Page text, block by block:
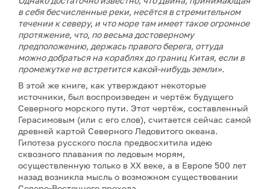
в себя бесчисленные реки, несётся в стремительном
течении к северу, и что море там имеет такое огромное
протяжение, что, по весьма достоверному
предположению, держась правого берега, оттуда
можно добраться на кораблях до границ Китая, если в
промежутке не встретится какой-нибудь земли».
В этой же книге, как утверждают некоторые
источники, был воспроизведен и чертёж будущего
Северного морского пути. Этот чертёж, составленный
Герасимовым (или с его слов), считается сейчас самой
древней картой Северного Ледовитого океана.
Гипотеза русского посла предвосхитила идею
сквозного плавания по ледовым морям,
осуществленную только в XX веке, а в Европе 500 лет
назад возникла мысль о возможном существовании